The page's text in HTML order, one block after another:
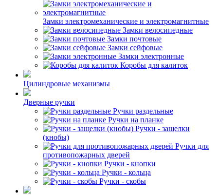
Замки электромеханические и электромагнитные
Замки велосипедные
Замки почтовые
Замки сейфовые
Замки электронные
Коробы для калиток
Цилиндровые механизмы
Дверные ручки
Ручки раздельные
Ручки на планке
Ручки - защелки
(кнобы)
Ручки для
противопожарных дверей
Ручки - кнопки
Ручки - кольца
Ручки - скобы